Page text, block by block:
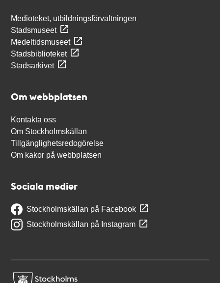
Medioteket, utbildningsförvaltningen
Stadsmuseet
Medeltidsmuseet
Stadsbiblioteket
Stadsarkivet
Om webbplatsen
Kontakta oss
Om Stockholmskällan
Tillgänglighetsredogörelse
Om kakor på webbplatsen
Sociala medier
Stockholmskällan på Facebook
Stockholmskällan på Instagram